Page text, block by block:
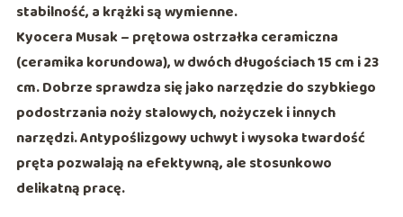
stabilność, a krążki są wymienne.
Kyocera Musak – prętowa ostrzałka ceramiczna
(ceramika korundowa), w dwóch długościach15 cm i23
cm. Dobrze sprawdza się jako narzędzie do szybkiego
podostrzania noży stalowych, nożyczek i innych
narzędzi. Antypoślizgowy uchwyt i wysoka twardość
pręta pozwalają na efektywną, ale stosunkowo
delikatną pracę.